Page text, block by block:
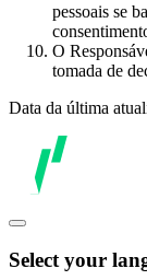
pessoais se
O
tomada de
Data da última
Select your